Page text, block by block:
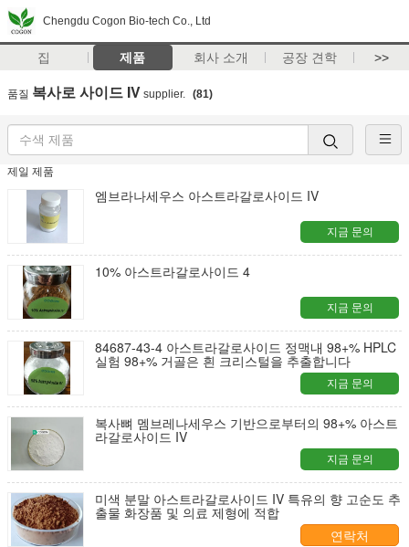
Chengdu Cogon Bio-tech Co., Ltd
집 제품 회사 소개 공장 견학 >>
품질 복사로 사이드 IV supplier. (81)
제일 제품
엠브라나세우스 아스트라갈로사이드 IV
지금 문의
10% 아스트라갈로사이드 4
지금 문의
84687-43-4 아스트라갈로사이드 정맥내 98+% HPLC
실험 98+% 거골은 흰 크리스털을 추출합니다
지금 문의
복사뼈 멤브레나세우스 기반으로부터의 98+% 아스트
라갈로사이드 IV
지금 문의
미색 분말 아스트라갈로사이드 IV 특유의 향 고순도 추
출물 화장품 및 의료 제형에 적합
연락처